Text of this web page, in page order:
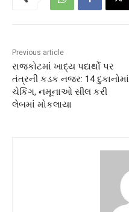
Previous article
રાજકોટમાં ખાદ્ય પદાર્થો પર
તંત્રની કડક નજર: 14 દુકાનોમાં
ચેકિંગ, નમૂનાઓ સીલ કરી
લેબમાં મોકલાયા